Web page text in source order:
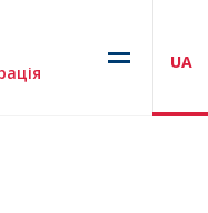
UA